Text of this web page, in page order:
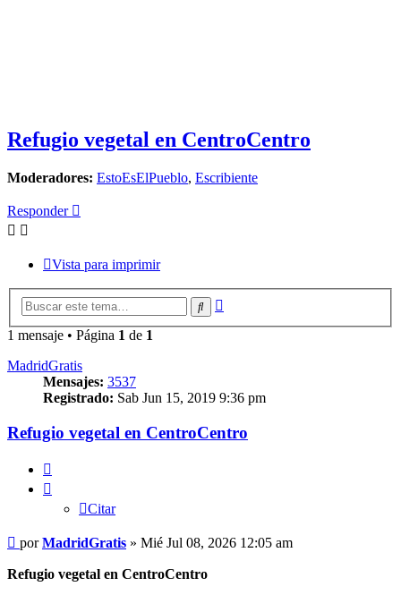
Refugio vegetal en CentroCentro
Moderadores: EstoEsElPueblo, Escribiente
Responder
Vista para imprimir
Buscar
1 mensaje • Página 1 de 1
MadridGratis
Mensajes: 3537
Registrado: Sab Jun 15, 2019 9:36 pm
Refugio vegetal en CentroCentro
Citar
Mensaje
porMadridGratis » Mié Jul 08, 2026 12:05 am
Refugio vegetal en CentroCentro